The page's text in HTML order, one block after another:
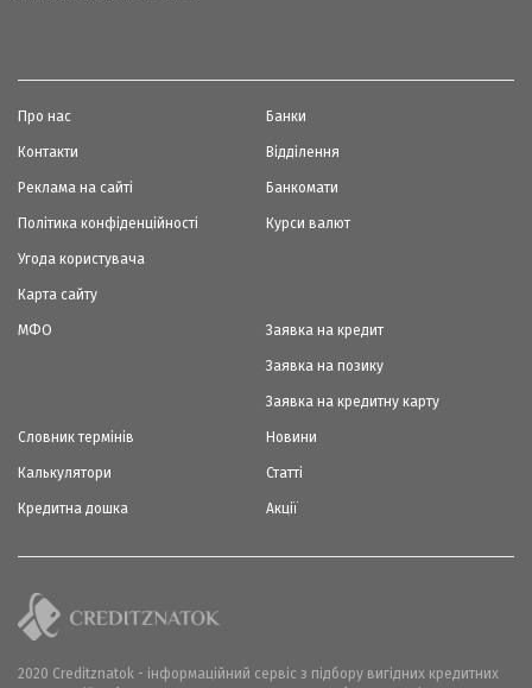
Про нас
Контакти
Реклама на сайті
Політика конфіденційності
Угода користувача
Карта сайту
Банки
Відділення
Банкомати
Курси валют
МФО Заявка на кредит
Заявка на позику
Заявка на кредитну карту
Словник термінів
Калькулятори
Кредитна дошка
Новини
Статті
Акції
2020 Creditznatok - інформаційний сервіс з підбору вигідних кредитних